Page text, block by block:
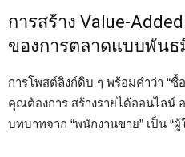
การสร้าง Value-
ของการตลาดแบบพัน
การโพสต์ลิงก์ดิบ ๆ พร้อมคำว่า “ซื้
คุณต้องการ สร้างรายได้ออนไลน์
บทบาทจาก “พนักงานขาย” เป็น “